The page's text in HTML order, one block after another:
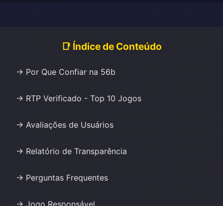
📑 Índice de Conteúdo
→ Por Que Confiar na 56b
→ RTP Verificado - Top 10 Jogos
→ Avaliações de Usuários
→ Relatório de Transparência
→ Perguntas Frequentes